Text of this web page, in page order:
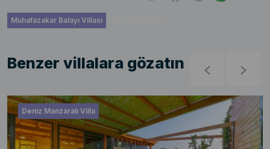
Muhafazakar Balayı Villası
Benzer villalara gözatın
Deniz Manzaralı Villa